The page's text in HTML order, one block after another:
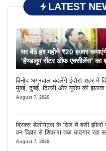
LATEST
August 8, 2026
घर बैठे हर महीने ₹20 हजार
‘हैण्डलूम सेंटर ऑफ एक्सीलेंस’ का
विनोद अग्रवाल बदलेंगे इंदौर! शहर में
मुंबई, दुबई, दिल्ली और यूरोप की झलक
August 7, 2026
ब्रिक्स डेलीगेट्स के दिल में बसी झीलों
वन विहार से शिकारा तक यादगार रहा
August 7, 2026